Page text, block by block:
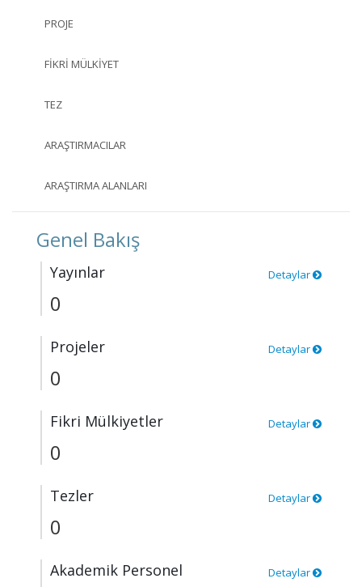
PROJE
FIKRI MÜLKIYET
TEZ
ARAŞTIRMACILAR
ARAŞTIRMA ALANLARI
Genel Bakış
Yayınlar Detaylar
0
Projeler Detaylar
0
Fikri Mülkiyetler Detaylar
0
Tezler Detaylar
0
Akademik Personel Detaylar